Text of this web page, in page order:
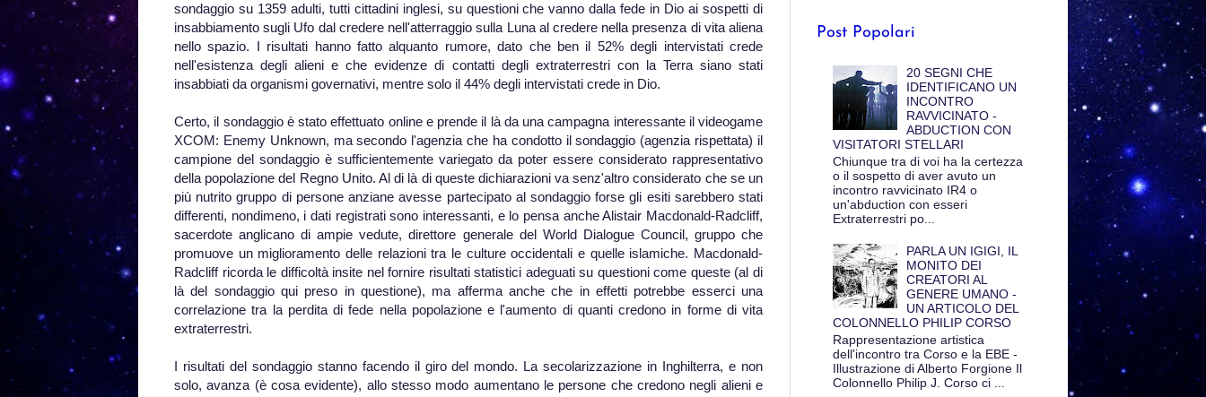
sondaggio su 1359 adulti, tutti cittadini inglesi, su questioni che vanno dalla fede in Dio ai sospetti di
insabbiamento sugli Ufo dal credere nell'atterraggio sulla Luna al credere nella presenza di vita aliena
nello spazio. I risultati hanno fatto alquanto rumore, dato che ben il 52% degli intervistati crede
nell'esistenza degli alieni e che evidenze di contatti degli extraterrestri con la Terra siano stati
insabbiati da organismi governativi, mentre solo il 44% degli intervistati crede in Dio.
Certo, il sondaggio è stato effettuato online e prende il là da una campagna interessante il videogame
XCOM: Enemy Unknown, ma secondo l'agenzia che ha condotto il sondaggio (agenzia rispettata) il
campione del sondaggio è sufficientemente variegato da poter essere considerato rappresentativo
della popolazione del Regno Unito. Al di là di queste dichiarazioni va senz'altro considerato che se un
più nutrito gruppo di persone anziane avesse partecipato al sondaggio forse gli esiti sarebbero stati
differenti, nondimeno, i dati registrati sono interessanti, e lo pensa anche Alistair Macdonald-Radcliff,
sacerdote anglicano di ampie vedute, direttore generale del World Dialogue Council, gruppo che
promuove un miglioramento delle relazioni tra le culture occidentali e quelle islamiche. Macdonald-
Radcliff ricorda le difficoltà insite nel fornire risultati statistici adeguati su questioni come queste (al di
là del sondaggio qui preso in questione), ma afferma anche che in effetti potrebbe esserci una
correlazione tra la perdita di fede nella popolazione e l'aumento di quanti credono in forme di vita
extraterrestri.
I risultati del sondaggio stanno facendo il giro del mondo. La secolarizzazione in Inghilterra, e non
solo, avanza (è cosa evidente), allo stesso modo aumentano le persone che credono negli alieni e
Post Popolari
20 SEGNI CHE
IDENTIFICANO UN
INCONTRO
RAVVICINATO -
ABDUCTION CON
VISITATORI STELLARI
Chiunque tra di voi ha la certezza
o il sospetto di aver avuto un
incontro ravvicinato IR4 o
un'abduction con esseri
Extraterrestri po...
PARLA UN IGIGI, IL
MONITO DEI
CREATORI AL
GENERE UMANO -
UN ARTICOLO DEL
COLONNELLO PHILIP CORSO
Rappresentazione artistica
dell'incontro tra Corso e la EBE -
Illustrazione di Alberto Forgione Il
Colonnello Philip J. Corso ci ...